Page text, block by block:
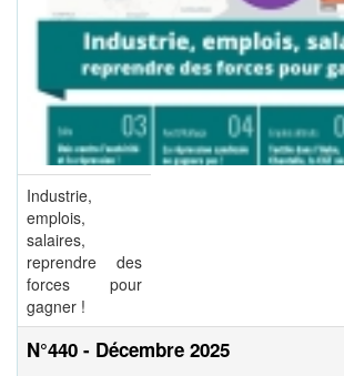
Industrie,
emplois,
salaires,
reprendre des
forces pour
gagner !
N°440 - Décembre 2025